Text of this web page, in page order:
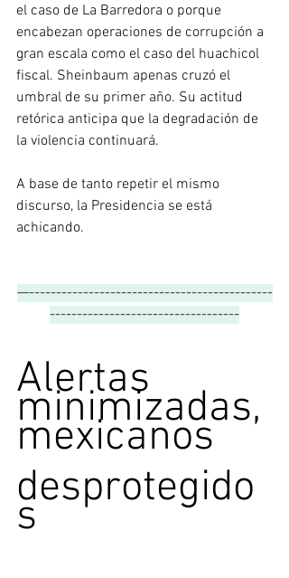
el caso de La Barredora o porque
encabezan operaciones de corrupción a
gran escala como el caso del huachicol
fiscal. Sheinbaum apenas cruzó el
umbral de su primer año. Su actitud
retórica anticipa que la degradación de
la violencia continuará.
A base de tanto repetir el mismo
discurso, la Presidencia se está
achicando.
—---------------------------------------------
-----------------------------------
Alertas
minimizadas,
mexicanos
desprotegido
s